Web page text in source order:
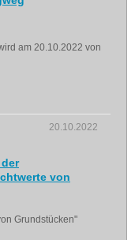
am 20.10.2022 von
20.10.2022
von
Grundstücken"